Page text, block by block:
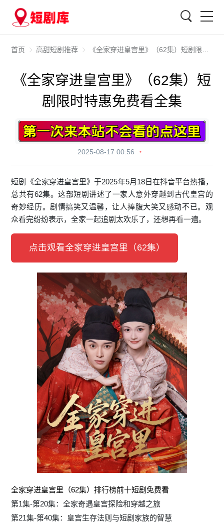
首页 高甜短剧推荐 《全家穿进皇宫里》（62集）短剧限时特惠免费看全集
《全家穿进皇宫里》（62集）短
剧限时特惠免费看全集
2025-08-17 00:56
短剧《全家穿进皇宫里》于2025年5月18日在抖音平台热播，
总共有62集。这部短剧讲述了一家人意外穿越到古代皇宫的
奇妙经历。剧情搞笑又温馨，让人捧腹大笑又感动不已。观
众看完纷纷表示，全家一起追剧太欢乐了，还想再看一遍。
点击观看全家穿进皇宫里（62集）
全家穿进皇宫里（62集）排行榜前十短剧免费看
第1集-第20集：全家奇遇皇宫探险和穿越之旅
第21集-第40集：皇宫生存法则与短剧家族的智慧